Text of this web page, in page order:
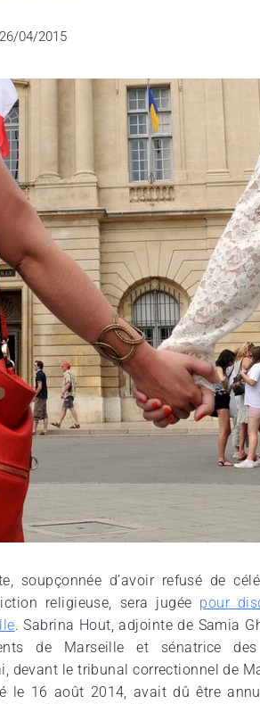
26/04/2015
soupçonnée d’avoir refusé de
religieuse, sera jugée pour
. Sabrina Hout, adjointe de Samia
de Marseille et sénatrice des
devant le tribunal correctionnel de
le 16 août 2014, avait dû être